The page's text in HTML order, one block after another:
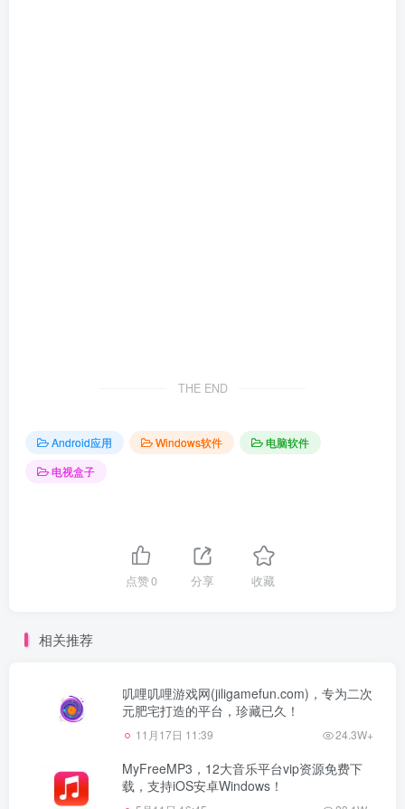
THE END
Android应用 Windows软件
电脑软件
电视盒子
点赞0 分享 收藏
相关推荐
叽哩叽哩游戏网(jiligamefun.com)，专为二次
元肥宅打造的平台，珍藏已久！
11月17日 11:39 24.3W+
MyFreeMP3，12大音乐平台vip资源免费下
载，支持iOS安卓Windows！